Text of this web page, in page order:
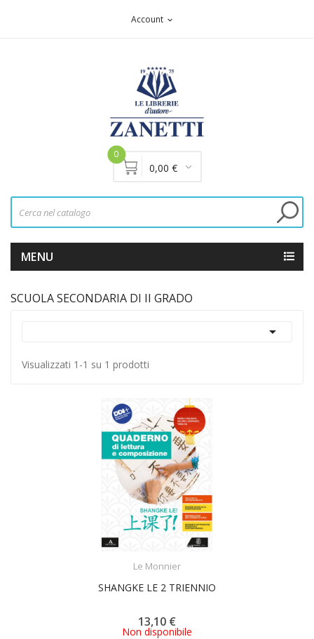
Account expand_more
0
0,00 €
MENU
SCUOLA SECONDARIA DI II GRADO

Visualizzati 1-1 su 1 prodotti
Le Monnier
SHANGKE LE 2 TRIENNIO
13,10 €
Non disponibile